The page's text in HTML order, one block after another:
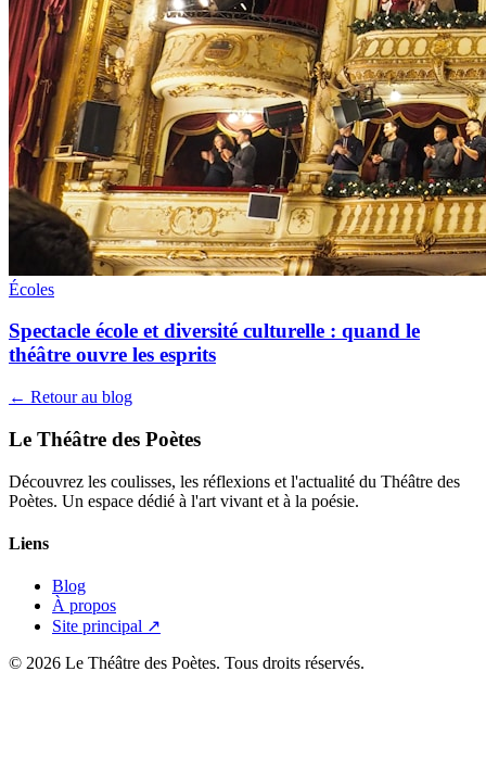
Écoles
Spectacle école et diversité culturelle : quand le
théâtre ouvre les esprits
← Retour au blog
Le Théâtre des Poètes
Découvrez les coulisses, les réflexions et l'actualité du Théâtre des
Poètes. Un espace dédié à l'art vivant et à la poésie.
Liens
Blog
À propos
Site principal ↗
© 2026 Le Théâtre des Poètes. Tous droits réservés.